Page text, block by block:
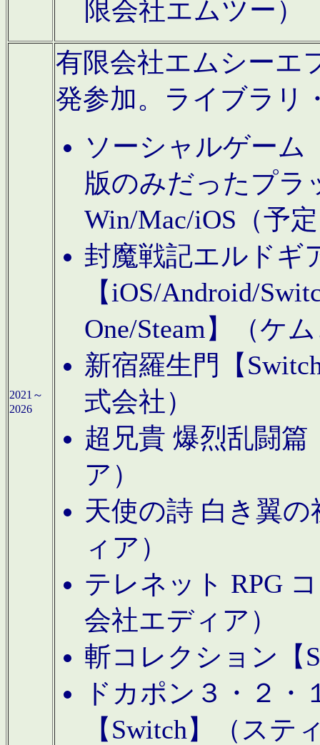
限会社エムツー）
2021～
2026
有限会社エムシーエ
発参加。ライブラリ
ソーシャルゲーム
版のみだったプラ
Win/Mac/iOS（予
封魔戦記エルドギ
【iOS/Android/
One/Steam】（ケ
新宿羅生門【
式会社）
超兄貴 爆烈乱闘篇
ア）
天使の詩 白き翼
ィア）
テレネット RPG
会社エディア）
斬コレクション【
ドカポン３・２
【Switch】（ステ